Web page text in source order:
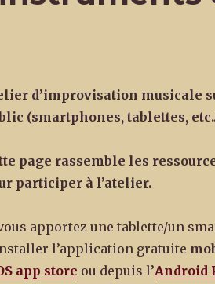
d’improvisation musicale
(smartphones, tablettes,
page rassemble les
participer à l’atelier.
apportez une tablette/un
l’application gratuite
app store ou depuis l’Android